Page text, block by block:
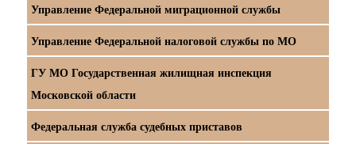
Управление Федеральной миграционной службы
Управление Федеральной налоговой службы по МО
ГУ МО Государственная жилищная инспекция
Московской области
Федеральная служба судебных приставов